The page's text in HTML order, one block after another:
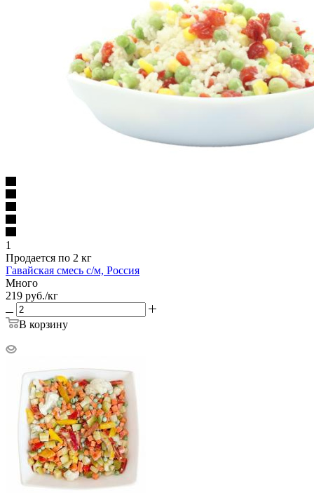
1
Продается по 2 кг
Гавайская смесь с/м, Россия
Много
219 руб./кг
В корзину